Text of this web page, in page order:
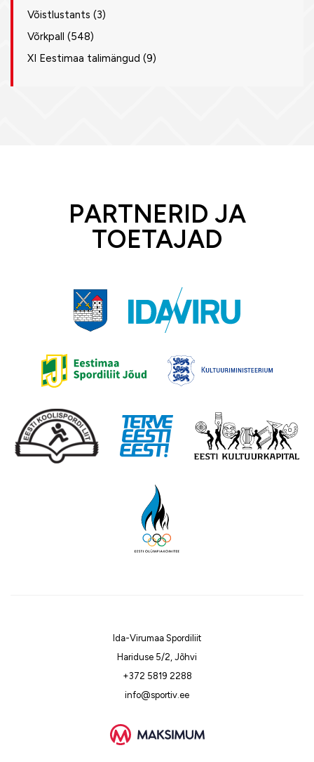
Võistlustants (3)
Võrkpall (548)
XI Eestimaa talimängud (9)
PARTNERID JA
TOETAJAD
Ida-Virumaa Spordiliit
Hariduse 5/2, Jõhvi
+372 5819 2288
info@sportiv.ee